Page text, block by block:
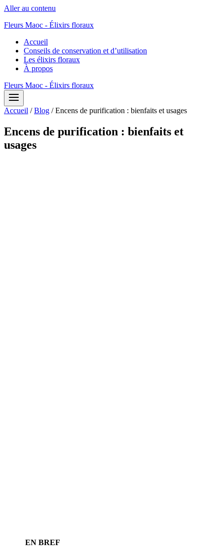
Aller au contenu
Fleurs Maoc - Élixirs floraux
Accueil
Conseils de conservation et d’utilisation
Les élixirs floraux
À propos
Fleurs Maoc - Élixirs floraux
Accueil / Blog / Encens de purification : bienfaits et usages
Encens de purification : bienfaits et
usages
EN BREF